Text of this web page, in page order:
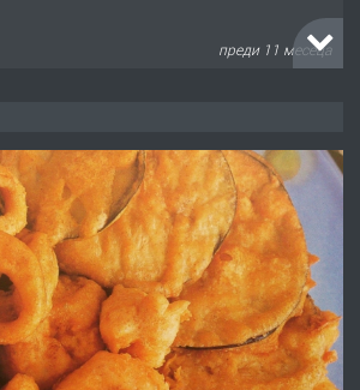
преди 1 година
преди 1 година
Първи поход "По стъпките на Ангел
Войвода"
преди 1 година